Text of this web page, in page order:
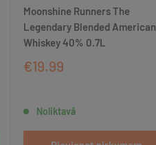
Moonshine Runners The
Legendary Blended American
Whiskey 40% 0.7L
€19.99
Noliktavā